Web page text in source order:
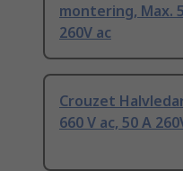
montering, Max.
260V ac
Crouzet
660 V ac, 50 A